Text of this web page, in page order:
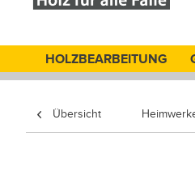
HOLZBEARBEITUNG
Übersicht